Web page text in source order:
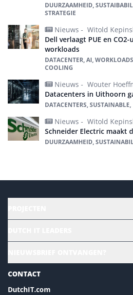
DUURZAAMHEID,
STRATEGIE
Nieuws - Witold
Dell verlaagt PUE en
workloads
DATACENTER, AI,
COOLING
Nieuws - Wouter
Datacenters in Uithoorn
DATACENTERS, SUSTAINABLE,
Nieuws - Witold
Schneider Electric maakt
DUURZAAMHEID,
Sustainability | Green IT
Marketing- en contentmogelijkheden 2026
Events- en sponsormogelijkheden 2026
CONTACT
DutchIT.com